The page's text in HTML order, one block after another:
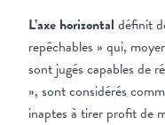
L’axe horizontal définit
repêchables » qui,
sont jugés capables de
», sont considérés
inaptes à tirer profit de